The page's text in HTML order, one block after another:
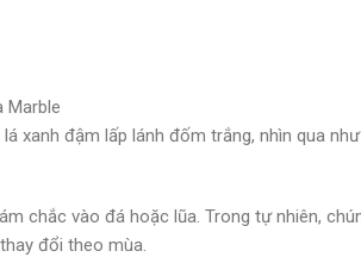
Marble
xanh đậm lấp lánh đốm trắng, nhìn qua
chắc vào đá hoặc lũa. Trong tự nhiên,
đổi theo mùa.